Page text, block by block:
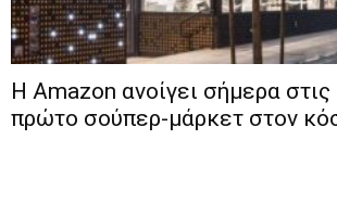
Η Amazon ανοίγει σήμερα
πρώτο σούπερ-μάρκετ στον